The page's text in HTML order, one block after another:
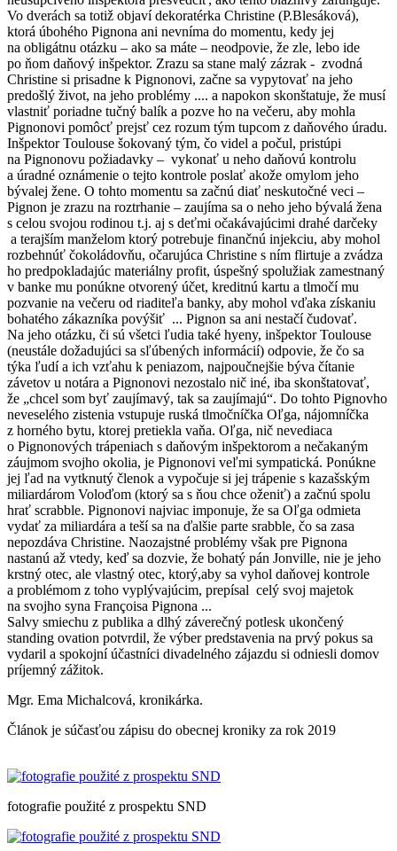
Vo dverách sa totiž objaví dekoratérka Christine (P.Blesáková),
ktorá úbohého Pignona ani nevníma do momentu, kedy jej
na obligátnu otázku – ako sa máte – neodpovie, že zle, lebo ide
po ňom daňový inšpektor. Zrazu sa stane malý zázrak - zvodná
Christine si prisadne k Pignonovi, začne sa vypytovať na jeho
predošlý život, na jeho problémy .... a napokon skonštatuje, že musí
vlastniť poriadne tučný balík a pozve ho na večeru, aby mohla
Pignonovi pomôcť prejsť cez rozum tým tupcom z daňového úradu.
Inšpektor Toulouse šokovaný tým, čo videl a počul, pristúpi
na Pignonovu požiadavky – vykonať u neho daňovú kontrolu
a úradné oznámenie o tejto kontrole poslať akože omylom jeho
bývalej žene. O tohto momentu sa začnú diať neskutočné veci –
Pignon je zrazu na roztrhanie – zaujíma sa o neho jeho bývalá žena
s celou svojou rodinou t.j. aj s deťmi očakávajúcimi drahé darčeky
a terajším manželom ktorý potrebuje finančnú injekciu, aby mohol
rozbehnúť čokoládovňu, očarujúca Christine s ním flirtuje a zvádza
ho predpokladajúc materiálny profit, úspešný spolužiak zamestnaný
v banke mu ponúkne otvorený účet, kreditnú kartu a tlmočí mu
pozvanie na večeru od riaditeľa banky, aby mohol vďaka získaniu
bohatého zákazníka povýšiť ... Pignon sa ani nestačí čudovať.
Na jeho otázku, či sú všetci ľudia také hyeny, inšpektor Toulouse
(neustále dožadujúci sa sľúbených informácií) odpovie, že čo sa
týka ľudí a ich vzťahu k peniazom, najpoučnejšie býva čítanie
závetov u notára a Pignonovi nezostalo nič iné, iba skonštatovať,
že „chcel som byť zaujímavý, tak sa zaujímajú“. Do tohto Pignovho
neveselého zistenia vstupuje ruská tlmočníčka Oľga, nájomníčka
z horného bytu, ktorej pretiekla vaňa. Oľga, nič nevediaca
o Pignonových trápeniach s daňovým inšpektorom a nečakaným
záujmom svojho okolia, je Pignonovi veľmi sympatická. Ponúkne
jej ľad na vytknutý členok a vypočuje si jej trápenie s kazašským
miliardárom Voloďom (ktorý sa s ňou chce oženiť) a začnú spolu
hrať scrabble. Pignonovi najviac imponuje, že sa Oľga odmieta
vydať za miliardára a teší sa na ďalšie parte srabble, čo sa zasa
nepozdáva Christine. Naozajstné problémy však pre Pignona
nastanú až vtedy, keď sa dozvie, že bohatý pán Jonville, nie je jeho
krstný otec, ale vlastný otec, ktorý,aby sa vyhol daňovej kontrole
a problémom z toho vyplývajúcim, prepísal celý svoj majetok
na svojho syna Françoisa Pignona ...
Salvy smiechu z publika a dlhý záverečný potlesk ukončený
standing ovation potvrdil, že výber predstavenia na prvý pokus sa
vydaril a spokojní účastníci divadelného zájazdu si odniesli domov
príjemný zážitok.
Mgr. Ema Michalcová, kronikárka.
Článok je súčasťou zápisu do obecnej kroniky za rok 2019
fotografie použité z prospektu SND